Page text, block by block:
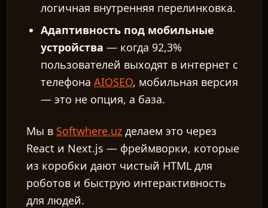
логичная внутренняя перелинковка.
Адаптивность под мобильные
устройства — когда 92,3%
пользователей выходят в интернет с
телефонаAIOSEO, мобильная версия
— это не опция, а база.
Мы в Softwhere.uz делаем это через
React и Next.js — фреймворки, которые
из коробки дают чистый HTML для
роботов и быструю интерактивность
для людей.